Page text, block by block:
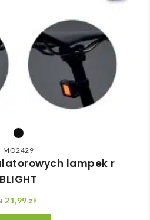
MO2429
lampek r
BLIGHT
21,99zł